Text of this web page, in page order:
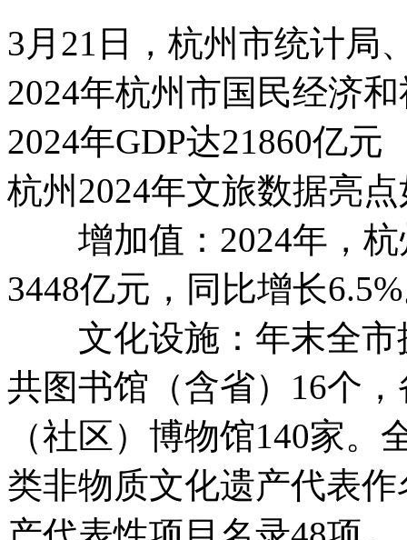
3月21日，杭州市统计局
2024年杭州市国民经济
2024年GDP达21860亿
杭州2024年文旅数据亮
增加值：2024年，杭
3448亿元，同比增长
文化设施：年末全市
共图书馆（含省）16个
（社区）博物馆140家
类非物质文化遗产代表